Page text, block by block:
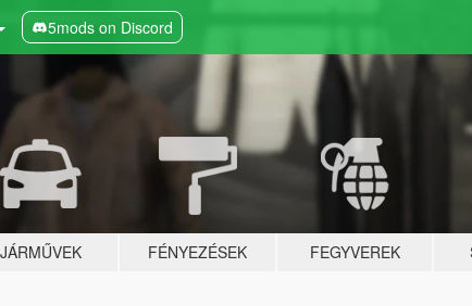
5mods on Discord
JÁRMŰVEK FÉNYEZÉSEK FEGYVEREK